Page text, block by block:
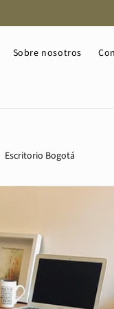
Sobre nosotros
Escritorio Bogotá